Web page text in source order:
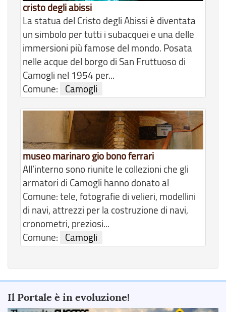
cristo degli abissi
La statua del Cristo degli Abissi è diventata
un simbolo per tutti i subacquei e una delle
immersioni più famose del mondo. Posata
nelle acque del borgo di San Fruttuoso di
Camogli nel 1954 per...
Comune:
Camogli
museo marinaro gio bono ferrari
All’interno sono riunite le collezioni che gli
armatori di Camogli hanno donato al
Comune: tele, fotografie di velieri, modellini
di navi, attrezzi per la costruzione di navi,
cronometri, preziosi...
Comune:
Camogli
Il Portale è in evoluzione!